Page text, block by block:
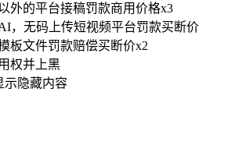
外的平台接稿罚款商用价格x3
，无码上传短视频平台罚款买断价
板文件罚款赔偿买断价x2
权并上黑
示隐藏内容